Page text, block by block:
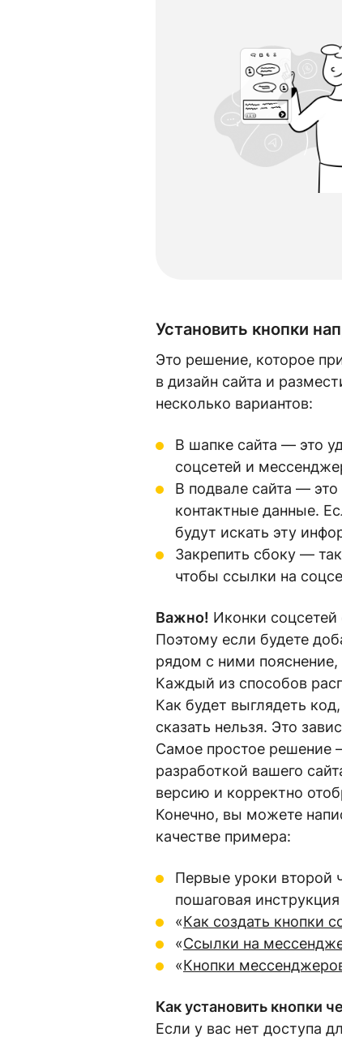
Установить кнопки
Это решение, которое
в дизайн сайта и
несколько вариантов:
В шапке сайта — это
соцсетей и
В подвале сайта —
контактные данные.
будут искать эту
Закрепить сбоку —
чтобы ссылки на
Важно! Иконки
Поэтому если будете
рядом с ними
Каждый из способов
Как будет выглядеть
сказать нельзя. Это
Самое простое решение
разработкой вашего
версию и корректно
Конечно, вы можете
качестве примера:
Первые уроки второй
пошаговая
«Как создать кнопки
«Ссылки на
«Кнопки
Как установить кнопки
Если у вас нет доступа